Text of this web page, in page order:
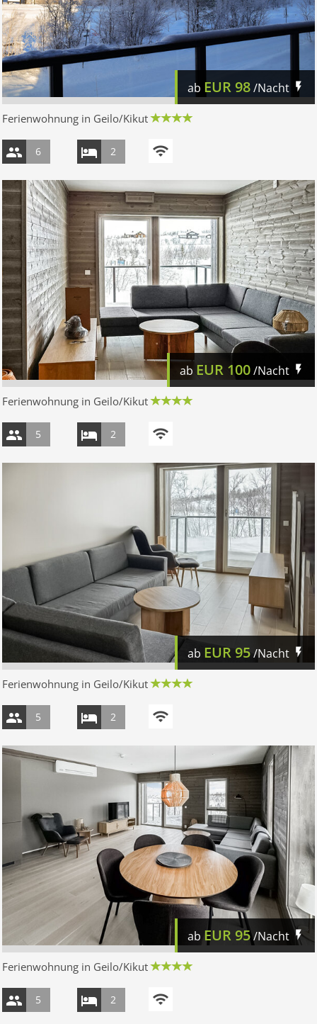
ab EUR98/Nacht
Ferienwohnung in Geilo/Kikut
6 2
ab EUR 100/Nacht
Ferienwohnung in Geilo/Kikut
5 2
ab EUR95/Nacht
Ferienwohnung in Geilo/Kikut
5 2
ab EUR 95/Nacht
Ferienwohnung in Geilo/Kikut
5 2